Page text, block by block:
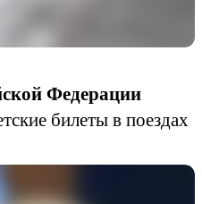
Федерации
билеты в поездах